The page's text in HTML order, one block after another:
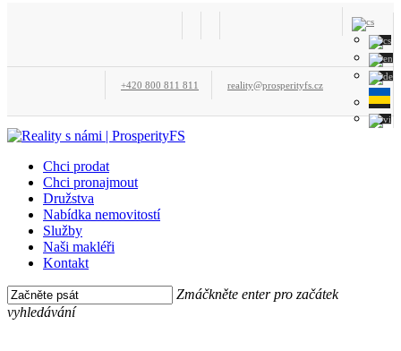
content
+420 800 811 811 reality@prosperityfs.cz
Menu
Chci prodat
Chci pronajmout
Družstva
Nabídka nemovitostí
Služby
Naši makléři
Kontakt
Zmáčkněte enter pro začátek
vyhledávání